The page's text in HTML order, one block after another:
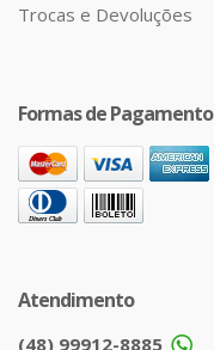
Trocas e Devoluções
Formas de Pagamento
Atendimento
(48) 99912-8885